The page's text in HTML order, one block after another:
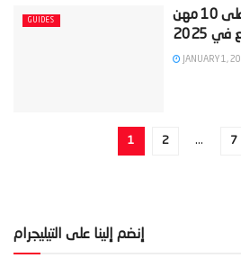
GUIDES
‫وظائف مطلوبة في كندا: أعلى 10 مهن
JANUARY 1,
1 2 … 7
إنضم إلينا على التيليجرام